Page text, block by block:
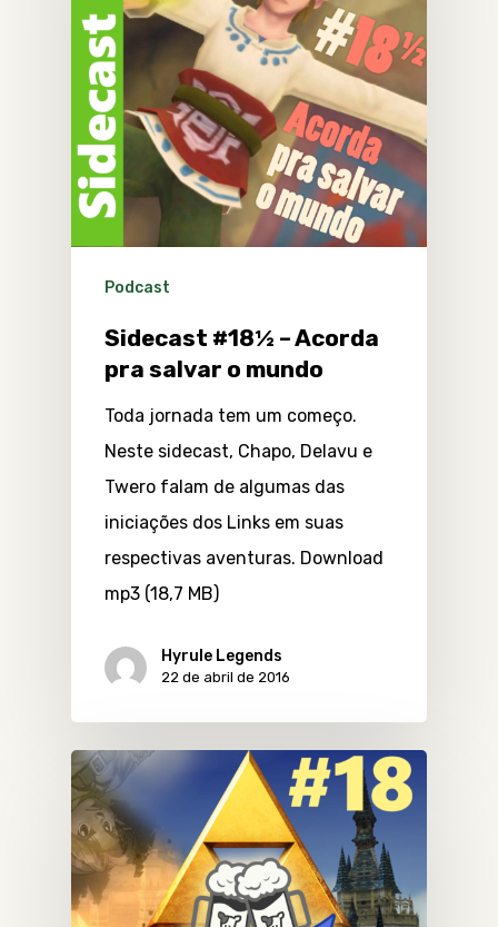
Podcast
Sidecast #18½ – Acorda
pra salvar o mundo
Toda jornada tem um começo.
Neste sidecast, Chapo, Delavu e
Twero falam de algumas das
iniciações dos Links em suas
respectivas aventuras. Download
mp3 (18,7 MB)
Hyrule Legends
22 de abril de 2016